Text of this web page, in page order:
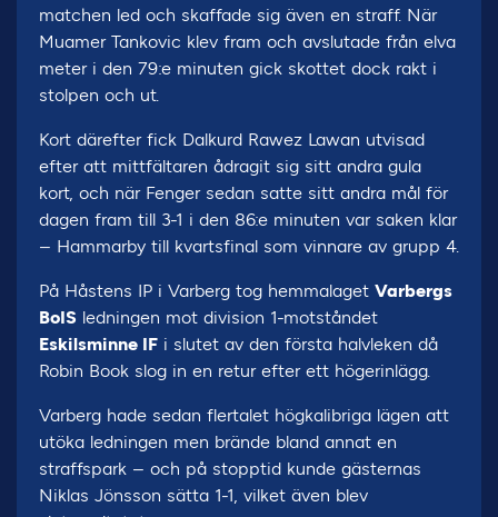
matchen led och skaffade sig även en straff. När
Muamer Tankovic klev fram och avslutade från elva
meter i den 79:e minuten gick skottet dock rakt i
stolpen och ut.
Kort därefter fick Dalkurd Rawez Lawan utvisad
efter att mittfältaren ådragit sig sitt andra gula
kort, och när Fenger sedan satte sitt andra mål för
dagen fram till 3-1 i den 86:e minuten var saken klar
– Hammarby till kvartsfinal som vinnare av grupp 4.
På Håstens IP i Varberg tog hemmalaget Varbergs
BoIS ledningen mot division 1-motståndet
Eskilsminne IF i slutet av den första halvleken då
Robin Book slog in en retur efter ett högerinlägg.
Varberg hade sedan flertalet högkalibriga lägen att
utöka ledningen men brände bland annat en
straffspark – och på stopptid kunde gästernas
Niklas Jönsson sätta 1-1, vilket även blev